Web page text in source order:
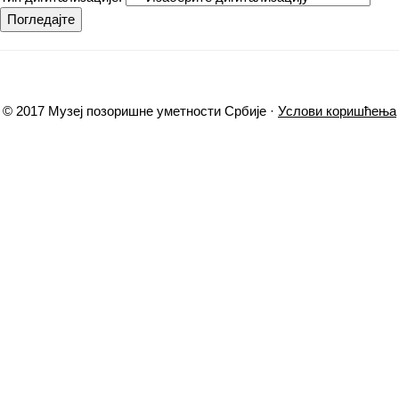
Погледајте
© 2017 Музеј позоришне уметности Србије · Услови коришћења